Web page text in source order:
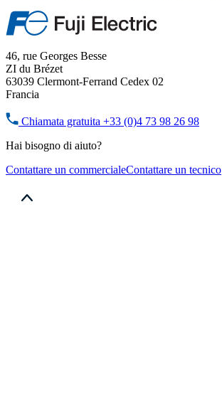
46, rue Georges Besse
ZI du Brézet
63039 Clermont-Ferrand Cedex 02
Francia
Chiamata gratuita +33 (0)4 73 98 26 98
Hai bisogno di aiuto?
Contattare un commercialeContattare un tecnico